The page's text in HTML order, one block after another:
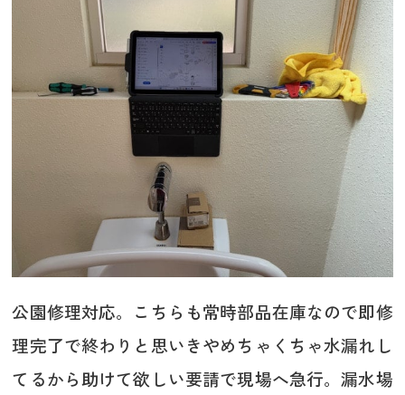
公園修理対応。こちらも常時部品在庫なので即修
理完了で終わりと思いきやめちゃくちゃ水漏れし
てるから助けて欲しい要請で現場へ急行。漏水場